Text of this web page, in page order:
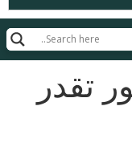
تقدر